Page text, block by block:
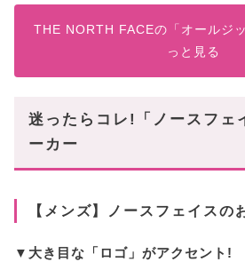
THE NORTH FACEの「オールジ
っと見る
迷ったらコレ!「ノースフェ
ーカー
【メンズ】ノースフェイスの
▼大き目な「ロゴ」がアクセント!